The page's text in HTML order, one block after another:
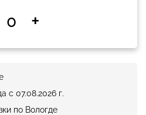
+
с 07.08.2026 г.
по Вологде